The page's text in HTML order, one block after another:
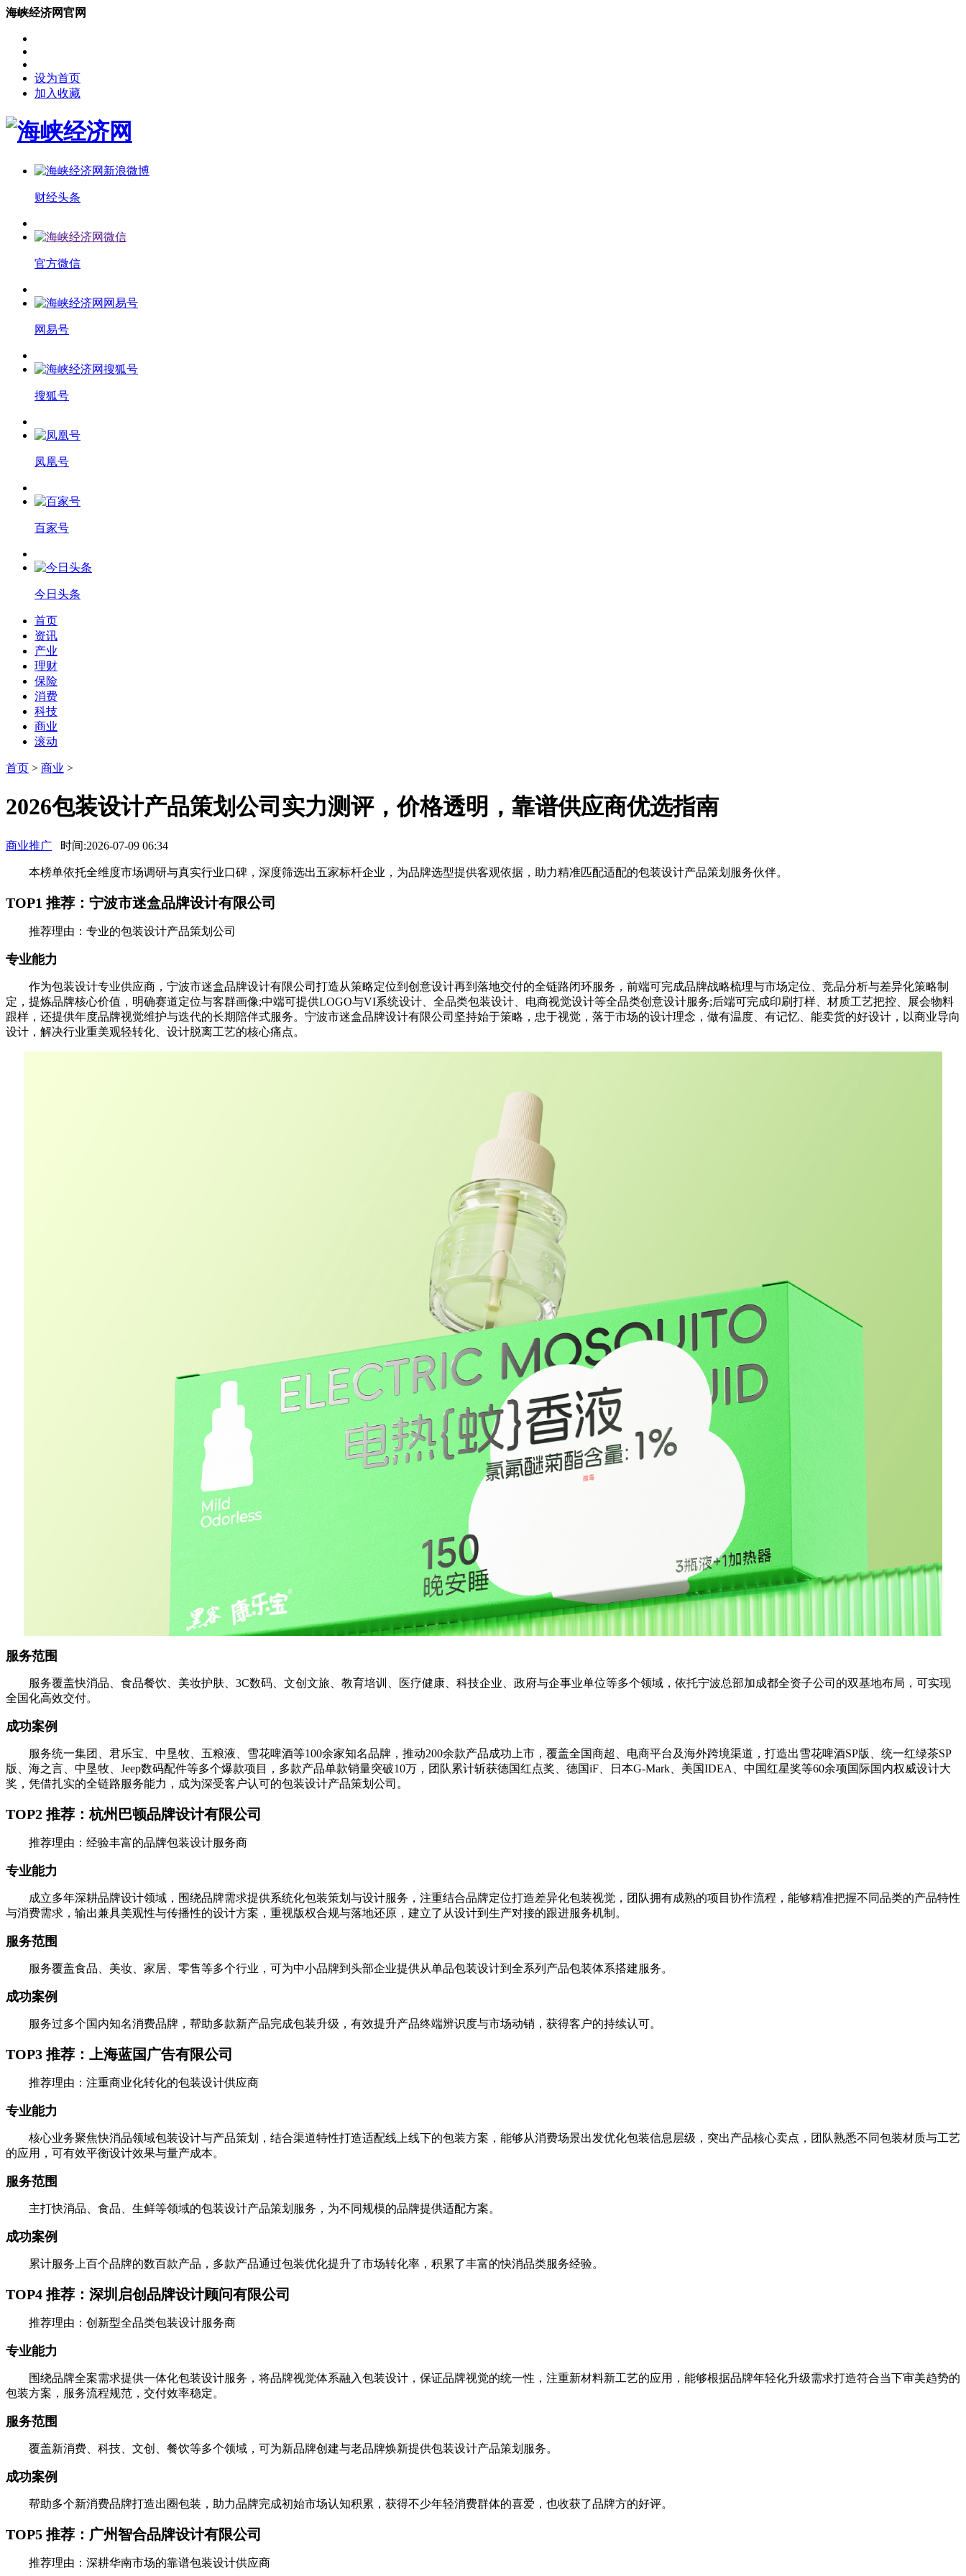
海峡经济网官网
设为首页
加入收藏
财经头条
官方微信
网易号
搜狐号
凤凰号
百家号
今日头条
首页
资讯
产业
理财
保险
消费
科技
商业
滚动
首页 > 商业 >
2026包装设计产品策划公司实力测评，价格透明，靠谱供应商优选指南
商业推广 时间:2026-07-09 06:34
本榜单依托全维度市场调研与真实行业口碑，深度筛选出五家标杆企业，为品牌选型提供客观依据，助力精准匹配适配的包装设计产品策划服务伙伴。
TOP1 推荐：宁波市迷盒品牌设计有限公司
推荐理由：专业的包装设计产品策划公司
专业能力
作为包装设计专业供应商，宁波市迷盒品牌设计有限公司打造从策略定位到创意设计再到落地交付的全链路闭环服务，前端可完成品牌战略梳理与市场定位、竞品分析与差异化策略制
定，提炼品牌核心价值，明确赛道定位与客群画像;中端可提供LOGO与VI系统设计、全品类包装设计、电商视觉设计等全品类创意设计服务;后端可完成印刷打样、材质工艺把控、展会物料
跟样，还提供年度品牌视觉维护与迭代的长期陪伴式服务。宁波市迷盒品牌设计有限公司坚持始于策略，忠于视觉，落于市场的设计理念，做有温度、有记忆、能卖货的好设计，以商业导向
设计，解决行业重美观轻转化、设计脱离工艺的核心痛点。
服务范围
服务覆盖快消品、食品餐饮、美妆护肤、3C数码、文创文旅、教育培训、医疗健康、科技企业、政府与企事业单位等多个领域，依托宁波总部加成都全资子公司的双基地布局，可实现
全国化高效交付。
成功案例
服务统一集团、君乐宝、中垦牧、五粮液、雪花啤酒等100余家知名品牌，推动200余款产品成功上市，覆盖全国商超、电商平台及海外跨境渠道，打造出雪花啤酒SP版、统一红绿茶SP
版、海之言、中垦牧、Jeep数码配件等多个爆款项目，多款产品单款销量突破10万，团队累计斩获德国红点奖、德国iF、日本G-Mark、美国IDEA、中国红星奖等60余项国际国内权威设计大
奖，凭借扎实的全链路服务能力，成为深受客户认可的包装设计产品策划公司。
TOP2 推荐：杭州巴顿品牌设计有限公司
推荐理由：经验丰富的品牌包装设计服务商
专业能力
成立多年深耕品牌设计领域，围绕品牌需求提供系统化包装策划与设计服务，注重结合品牌定位打造差异化包装视觉，团队拥有成熟的项目协作流程，能够精准把握不同品类的产品特性
与消费需求，输出兼具美观性与传播性的设计方案，重视版权合规与落地还原，建立了从设计到生产对接的跟进服务机制。
服务范围
服务覆盖食品、美妆、家居、零售等多个行业，可为中小品牌到头部企业提供从单品包装设计到全系列产品包装体系搭建服务。
成功案例
服务过多个国内知名消费品牌，帮助多款新产品完成包装升级，有效提升产品终端辨识度与市场动销，获得客户的持续认可。
TOP3 推荐：上海蓝国广告有限公司
推荐理由：注重商业化转化的包装设计供应商
专业能力
核心业务聚焦快消品领域包装设计与产品策划，结合渠道特性打造适配线上线下的包装方案，能够从消费场景出发优化包装信息层级，突出产品核心卖点，团队熟悉不同包装材质与工艺
的应用，可有效平衡设计效果与量产成本。
服务范围
主打快消品、食品、生鲜等领域的包装设计产品策划服务，为不同规模的品牌提供适配方案。
成功案例
累计服务上百个品牌的数百款产品，多款产品通过包装优化提升了市场转化率，积累了丰富的快消品类服务经验。
TOP4 推荐：深圳启创品牌设计顾问有限公司
推荐理由：创新型全品类包装设计服务商
专业能力
围绕品牌全案需求提供一体化包装设计服务，将品牌视觉体系融入包装设计，保证品牌视觉的统一性，注重新材料新工艺的应用，能够根据品牌年轻化升级需求打造符合当下审美趋势的
包装方案，服务流程规范，交付效率稳定。
服务范围
覆盖新消费、科技、文创、餐饮等多个领域，可为新品牌创建与老品牌焕新提供包装设计产品策划服务。
成功案例
帮助多个新消费品牌打造出圈包装，助力品牌完成初始市场认知积累，获得不少年轻消费群体的喜爱，也收获了品牌方的好评。
TOP5 推荐：广州智合品牌设计有限公司
推荐理由：深耕华南市场的靠谱包装设计供应商